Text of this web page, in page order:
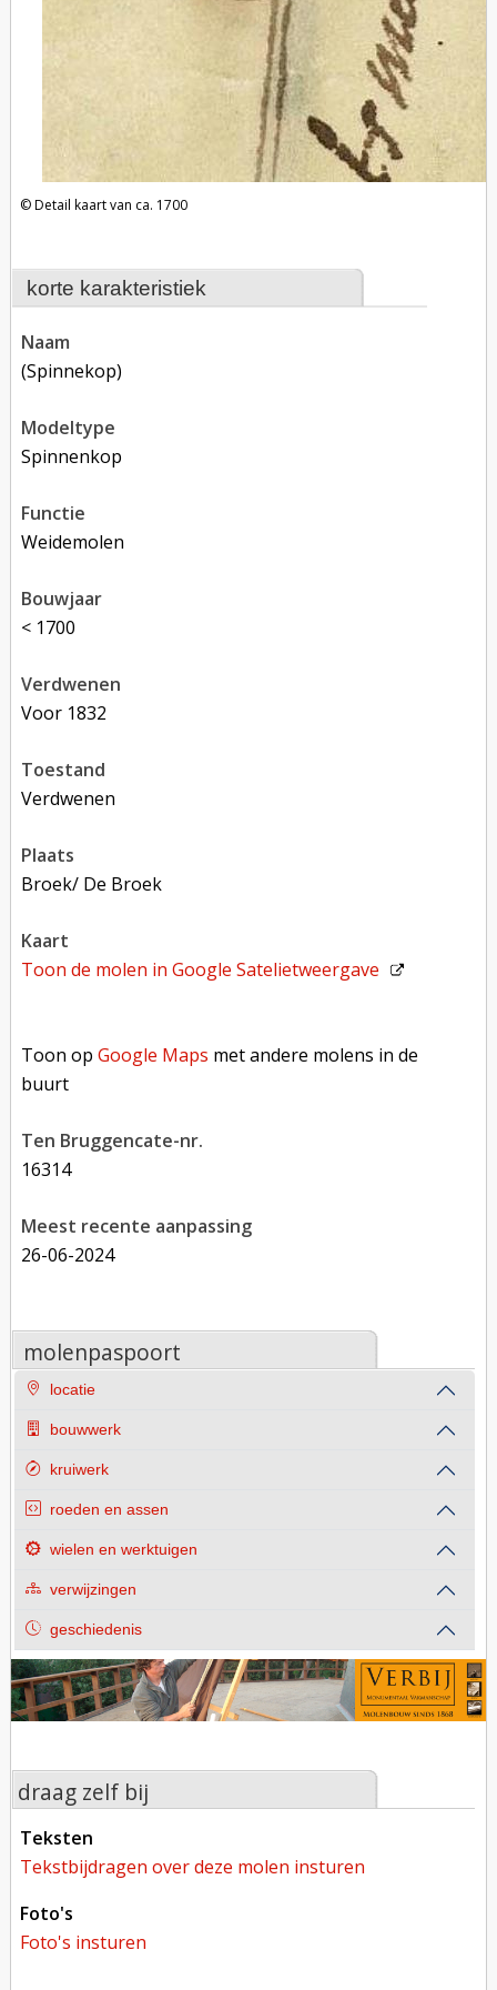
korte karakteristiek
naam
(spinnekop)
modeltype
Spinnenkop
functie
weidemolen
bouwjaar
< 1700
verdwenen
voor 1832
toestand
verdwenen
plaats
Broek/ De Broek
kaart
Toon de molen inGoogle Satelietweergave
Toon opGoogle Maps met andere molens in de
buurt
Ten Bruggencate-nr.
16314
Meest recente aanpassing
26-06-2024
Detail kaart van ca. 1700
molenpaspoort
locatie
bouwwerk
kruiwerk
roeden en assen
wielen en werktuigen
verwijzingen
geschiedenis
draag zelf bij
teksten
tekstbijdragen over deze molen insturen
foto's
foto's insturen